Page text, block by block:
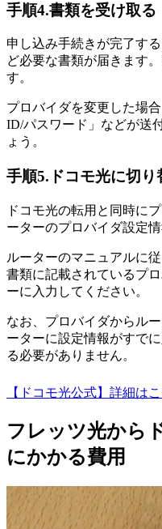
手順4.書類を受け取る
申し込み手続きが完了す
ど必要な書類が届きます
す。
プロバイダを変更した場
ID/パスワード」などが送
ょう。
手順5.ドコモ光に切り
ドコモ光の転用と同時に
ーターのプロバイダ設定
ルーターのマニュアルに
書類に記載されているプ
ーに入力してください。
なお、プロバイダからル
ーターに設定情報がすで
る必要がありません。
【ドコモ光公式】詳細は
フレッツ光から
にかかる費用